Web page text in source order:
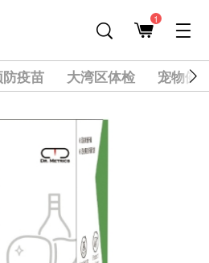
1
疫苗 大湾区体检 宠物健